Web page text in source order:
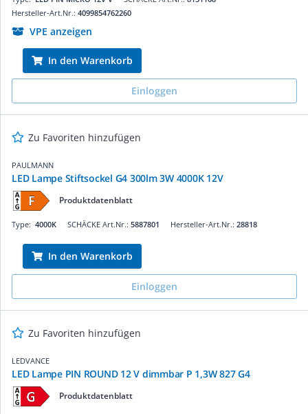
Hersteller-Art.Nr.: 4099854762260
VPE anzeigen
In den Warenkorb
Einloggen
Zu Favoriten hinzufügen
PAULMANN
LED Lampe Stiftsockel G4 300lm 3W 4000K 12V
Produktdatenblatt
SCHÄCKE Art.Nr.: 5887801
Type: 4000K Hersteller-Art.Nr.: 28818
In den Warenkorb
Einloggen
Zu Favoriten hinzufügen
LEDVANCE
LED Lampe PIN ROUND 12 V dimmbar P 1,3W 827 G4
Produktdatenblatt